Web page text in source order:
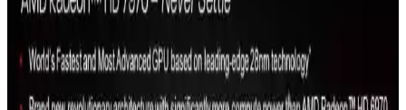
2000 yılında AMD Athlon, 1 GHz hızını aşarak Intel'e karşı
işlemci dünyasında yeni bir çağ başladı.
AMD'nin RX 9070 XT Modeline Öncelik Vermesi ve
Üretim Stratejisi Değişiklikleri